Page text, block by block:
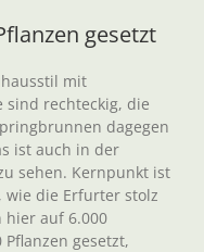
gesetzt
mit
sind rechteckig, die
dagegen
ist auch in der
sehen. Kernpunkt ist
wie die Erfurter stolz
hier auf 6.000
gesetzt,